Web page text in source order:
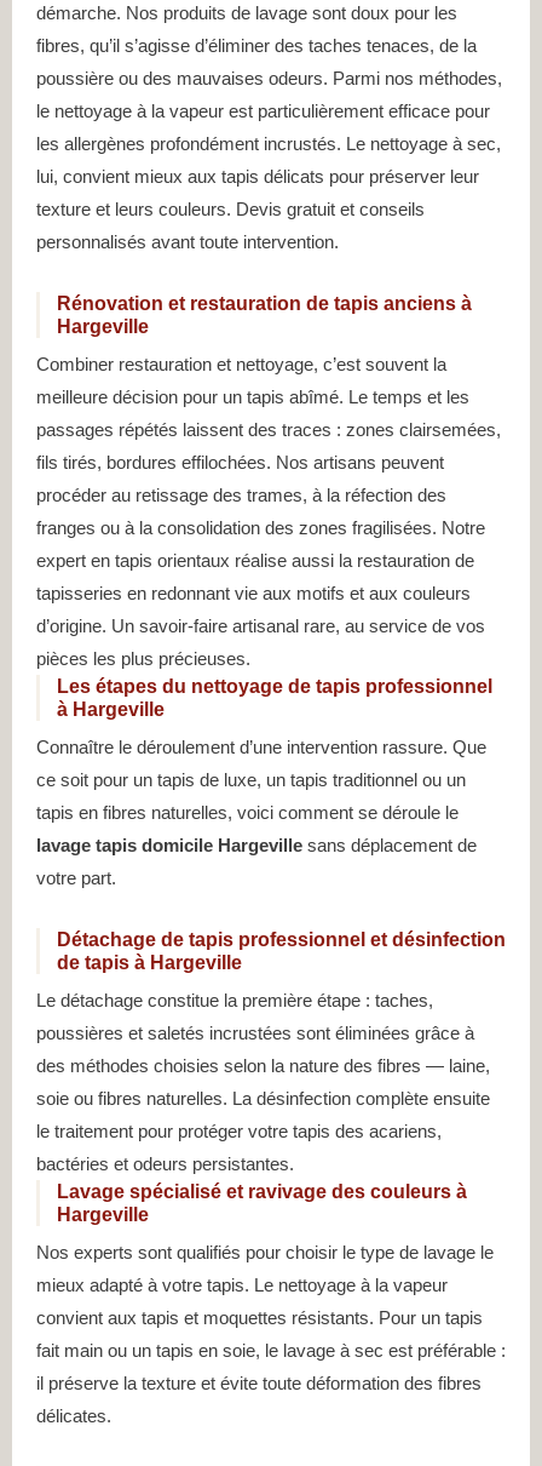
démarche. Nos produits de lavage sont doux pour les
fibres, qu’il s’agisse d’éliminer des taches tenaces, de la
poussière ou des mauvaises odeurs. Parmi nos méthodes,
le nettoyage à la vapeur est particulièrement efficace pour
les allergènes profondément incrustés. Le nettoyage à sec,
lui, convient mieux aux tapis délicats pour préserver leur
texture et leurs couleurs. Devis gratuit et conseils
personnalisés avant toute intervention.
Rénovation et restauration de tapis anciens à
Hargeville
Combiner restauration et nettoyage, c’est souvent la
meilleure décision pour un tapis abîmé. Le temps et les
passages répétés laissent des traces : zones clairsemées,
fils tirés, bordures effilochées. Nos artisans peuvent
procéder au retissage des trames, à la réfection des
franges ou à la consolidation des zones fragilisées. Notre
expert en tapis orientaux réalise aussi la restauration de
tapisseries en redonnant vie aux motifs et aux couleurs
d’origine. Un savoir-faire artisanal rare, au service de vos
pièces les plus précieuses.
Les étapes du nettoyage de tapis professionnel
à Hargeville
Connaître le déroulement d’une intervention rassure. Que
ce soit pour un tapis de luxe, un tapis traditionnel ou un
tapis en fibres naturelles, voici comment se déroule le
lavage tapis domicile Hargeville sans déplacement de
votre part.
Détachage de tapis professionnel et désinfection
de tapis à Hargeville
Le détachage constitue la première étape : taches,
poussières et saletés incrustées sont éliminées grâce à
des méthodes choisies selon la nature des fibres — laine,
soie ou fibres naturelles. La désinfection complète ensuite
le traitement pour protéger votre tapis des acariens,
bactéries et odeurs persistantes.
Lavage spécialisé et ravivage des couleurs à
Hargeville
Nos experts sont qualifiés pour choisir le type de lavage le
mieux adapté à votre tapis. Le nettoyage à la vapeur
convient aux tapis et moquettes résistants. Pour un tapis
fait main ou un tapis en soie, le lavage à sec est préférable :
il préserve la texture et évite toute déformation des fibres
délicates.